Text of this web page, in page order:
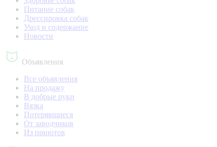
Питание собак
Дрессировка собак
Уход и содержание
Новости
Объявления
Все объявления
На продажу
В добрые руки
Вязка
Потерявшиеся
От заводчиков
Из приютов